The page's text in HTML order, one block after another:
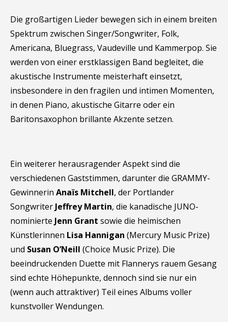
Die großartigen Lieder bewegen sich in einem breiten
Spektrum zwischen Singer/Songwriter, Folk,
Americana, Bluegrass, Vaudeville und Kammerpop. Sie
werden von einer erstklassigen Band begleitet, die
akustische Instrumente meisterhaft einsetzt,
insbesondere in den fragilen und intimen Momenten,
in denen Piano, akustische Gitarre oder ein
Baritonsaxophon brillante Akzente setzen.
Ein weiterer herausragender Aspekt sind die
verschiedenen Gaststimmen, darunter die GRAMMY-
Gewinnerin Anaïs Mitchell, der Portlander
Songwriter Jeffrey Martin, die kanadische JUNO-
nominierte Jenn Grant sowie die heimischen
Künstlerinnen Lisa Hannigan (Mercury Music Prize)
und Susan O’Neill (Choice Music Prize). Die
beeindruckenden Duette mit Flannerys rauem Gesang
sind echte Höhepunkte, dennoch sind sie nur ein
(wenn auch attraktiver) Teil eines Albums voller
kunstvoller Wendungen.